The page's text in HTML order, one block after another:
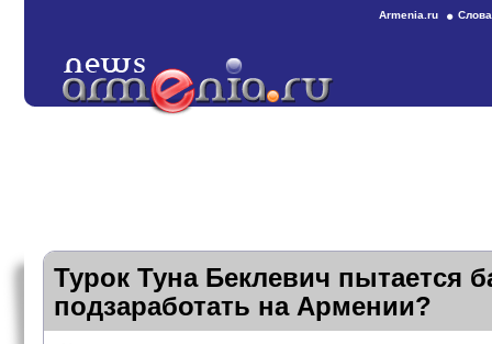
Armenia.ru
Турок Туна Беклевич пытается
подзаработать на Армении?